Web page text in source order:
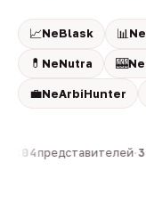
📈NeBlask 📊
💊 NeNutra 🎰
💼NeArbiHunter
804представителей·